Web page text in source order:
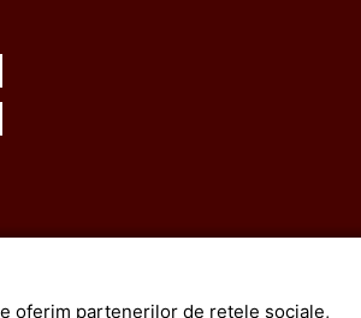
oferim partenerilor de retele sociale,